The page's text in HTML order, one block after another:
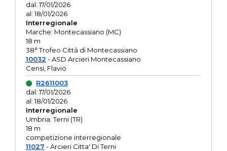
dal: 17/01/2026
al: 18/01/2026
Interregionale
Marche: Montecassiano (MC)
18 m
38° Trofeo Città di Montecassiano
10032 - ASD Arcieri Montecassiano
Censi, Flavio
R2611003
dal: 17/01/2026
al: 18/01/2026
Interregionale
Umbria: Terni (TR)
18 m
competizione interregionale
11027 - Arcieri Citta' Di Terni